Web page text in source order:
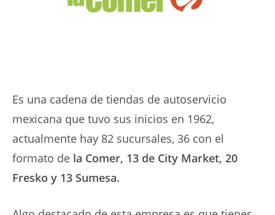
Es una cadena de tiendas de autoservicio
mexicana que tuvo sus inicios en 1962,
actualmente hay 82 sucursales, 36 con el
formato de la Comer, 13 de City Market, 20
Fresko y 13 Sumesa.